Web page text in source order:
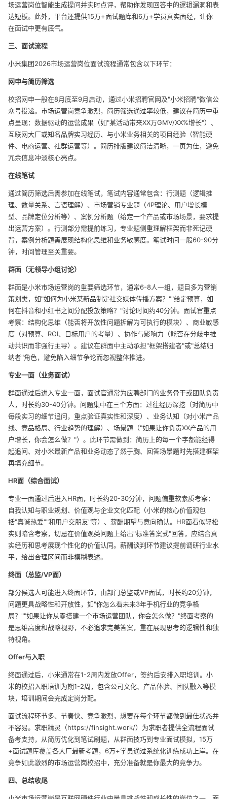
场运营岗位智能生成提问并实时点评，帮助你发现回答中的逻辑漏洞和表
达短板。此外，平台还提供15万+面试题库和6万+学员真实面经，让你
在面试中更有底气。
三、面试流程
小米集团2026市场运营岗位面试流程通常包含以下环节：
网申与简历筛选
校招网申一般在8月底至9月启动，通过小米招聘官网及"小米招聘"微信公
众号投递。市场运营岗竞争激烈，简历筛选通过率较低，建议在简历中重
点呈现：数据驱动的运营成果（如"某活动带来XX万GMV/XX%增长"）、
互联网大厂或知名品牌实习经历、与小米业务相关的项目经验（智能硬
件、电商运营、社群运营等）。简历排版建议简洁清晰，一页为佳，避免
冗余信息冲淡核心亮点。
在线笔试
通过简历筛选后需参加在线笔试，笔试内容通常包含：行测题（逻辑推
理、数量关系、言语理解）、市场营销专业题（4P理论、用户增长模
型、品牌定位分析等）、案例分析题（给定一个产品或市场场景，要求提
出运营方案）。行测部分需提前练习，专业题侧重理解框架而非死记硬
背，案例分析题需展现结构化思维和业务敏感度。笔试时间一般60-90分
钟，时间管理至关重要。
群面（无领导小组讨论）
群面是小米市场运营岗的重要筛选环节，通常6-8人一组，题目多为营销
策划类，如"如何为小米某新品制定社交媒体传播方案？""给定预算，如
何在抖音和小红书之间分配投放策略？"讨论时间约40分钟。面试官重点
考察：结构化思维（能否将开放性问题拆解为可执行的模块）、商业敏感
度（对预算、ROI、目标用户的考量）、协作与影响力（能否在分歧中推
动共识而非强行主导）。建议在群面中主动承担"框架搭建者"或"总结归
纳者"角色，避免陷入细节争论而忽视整体推进。
专业一面（业务面试）
群面通过后进入专业一面，面试官通常为应聘部门的业务骨干或团队负责
人，时长约30-40分钟。问题集中在三个方面：过往经历深挖（对简历中
每段实习的细节追问，重点验证真实性和深度）、业务认知（对小米产品
线、竞品格局、行业趋势的理解）、场景题（"如果让你负责XX产品的用
户增长，你会怎么做？"）。此环节需做到：简历上的每一个字都能经得
起追问、对小米最新产品和业务动态了然于胸、回答场景题时先搭建框架
再填充细节。
HR面（综合面试）
专业一面通过后进入HR面，时长约20-30分钟，问题偏重软素质考察：
自我认知与职业规划、价值观与企业文化匹配（小米的核心价值观包
括"真诚热爱""和用户交朋友"等）、薪酬期望与意向确认。HR面看似轻松
实则暗含考察，切忌在价值观类问题上给出"标准答案式"回答，应结合真
实经历和思考展现个性化的价值认同。薪酬谈判环节建议提前调研行业水
平，给出合理区间而非模糊表述。
终面（总监/VP面）
部分候选人可能进入终面环节，由部门总监或VP面试，时长约20分钟，
问题更具战略性和开放性，如"你怎么看未来3年手机行业的竞争格
局？""如果让你从零搭建一个市场运营团队，你会怎么做？"终面考察的
是思维高度和战略视野，不必追求完美答案，重在展现思考的逻辑性和独
特视角。
Offer与入职
终面通过后，小米通常在1-2周内发放Offer，签约后安排入职培训。小
米的校招入职培训为期1-2周，包含公司文化、产品体验、团队融入等模
块，培训期间会完成定岗分配。
面试流程环节多、节奏快、竞争激烈，想要在每个环节都做到最佳状态并
不容易。求职精灵（https://finsight.work/）为求职者提供全流程面试
备考支持，从简历优化到笔试刷题，从群面技巧到专业面试模拟，15万
+面试题库覆盖各大厂最新考题，6万+学员通过系统化训练成功上岸。在
竞争如此激烈的市场运营岗校招中，充分准备就是你最大的竞争力。
四、总结收尾